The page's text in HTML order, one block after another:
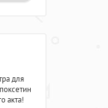
для
акта!